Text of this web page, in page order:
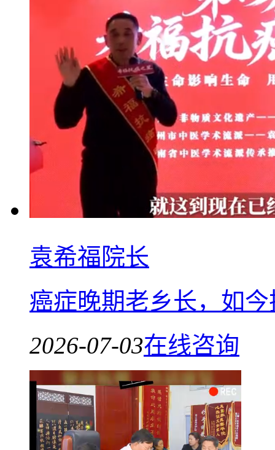
袁希福院长
癌症晚期老乡长，如
2026-07-03在线咨询